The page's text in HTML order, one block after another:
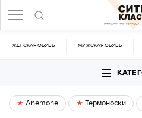
ЖЕНСКАЯ ОБУВЬ МУЖСКАЯ ОБУВЬ
Anemone Термоноски